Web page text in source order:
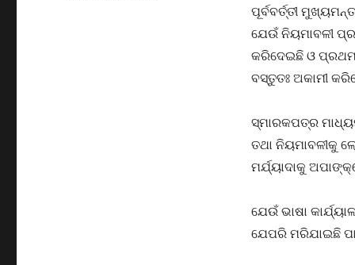
ପୂର୍ବବର୍ତ୍ତୀ
ଯେଉଁ ନିୟମାବଳୀ
କରିଦେଇଛି ଓ
ବସ୍ତୁତଃ ଅକାମୀ
ସ୍ମାରକପତ୍ର
ତଥା ନିୟମାବଳୀକୁ
ମର୍ଯ୍ୟାଦାକୁ
ଯେଉଁ ଭାଷା
ଯେପରି ମରିଯାଇଛି